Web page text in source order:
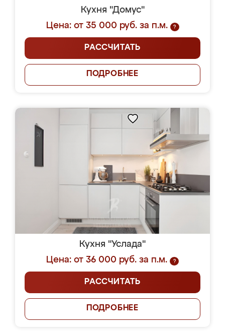
Кухня "Домус"
Цена: от 35 000 руб. за п.м.
?
РАССЧИТАТЬ
ПОДРОБНЕЕ
Кухня "Услада"
Цена: от 36 000 руб. за п.м.
?
РАССЧИТАТЬ
ПОДРОБНЕЕ